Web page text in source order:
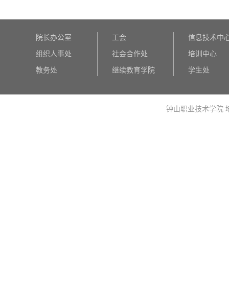
院长办公室
组织人事处
教务处
工会
社会合作处
继续教育学院
信息技术中
培训中心
学生处
钟山职业技术学院